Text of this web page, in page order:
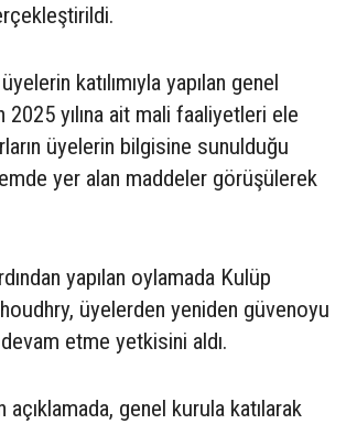
katılımıyla yapılan genel
2025 yılına ait mali faaliyetleri ele
üyelerin bilgisine sunulduğu
yer alan maddeler görüşülerek
yapılan oylamada Kulüp
üyelerden yeniden güvenoyu
etme yetkisini aldı.
açıklamada, genel kurula katılarak